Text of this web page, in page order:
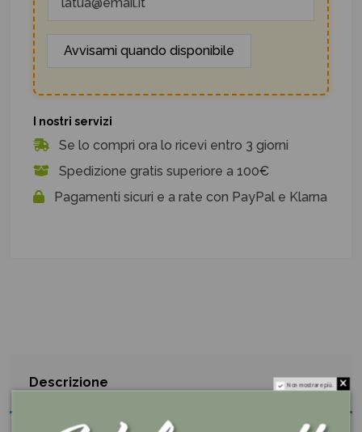
I nostri servizi
Se lo compri ora lo ricevi entro 3 giorni
Spedizione gratis superiore a 100€
Pagamenti sicuri e a rate con PayPal e Klarna
Descrizione Non mostrare più.